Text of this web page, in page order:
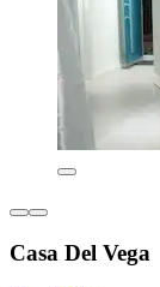
Casa Del Vega